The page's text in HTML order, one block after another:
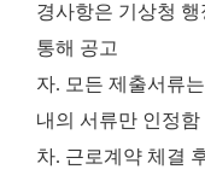
경사항은 기상청 행
통해 공고
자. 모든 제출서류
내의 서류만 인정함
차. 근로계약 체결